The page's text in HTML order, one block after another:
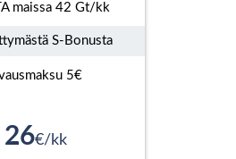
maissa 42 Gt/kk
S-Bonusta
5€
26€/kk